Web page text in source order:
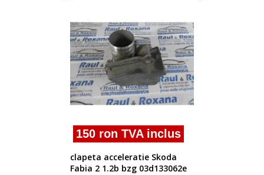
150 ron TVA inclus
clapeta acceleratie Skoda
Fabia 2 1.2b bzg 03d133062e